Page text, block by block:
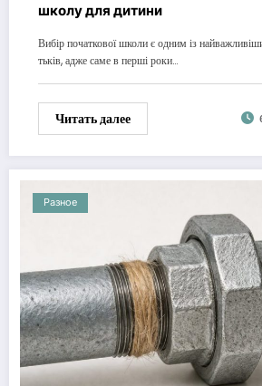
школу для дитини
Вибір початкової школи є одним із
тьків, адже саме в перші роки…
Читать далее
Разное